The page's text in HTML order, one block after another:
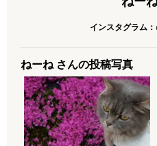
インスタグラム：
ねーね さんの投稿写真